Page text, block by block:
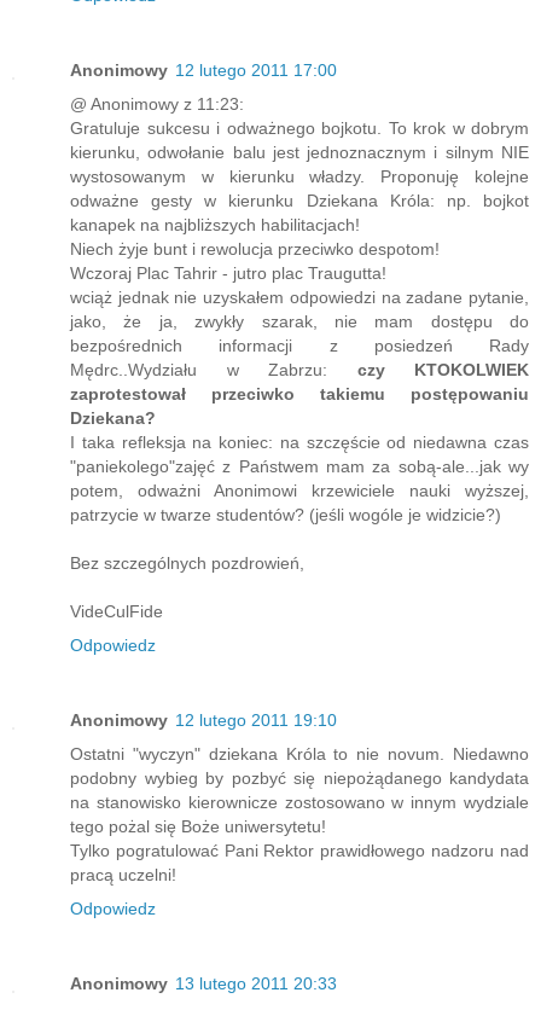
Anonimowy 12 lutego 2011 17:00
@ Anonimowy z 11:23:
Gratuluje sukcesu i odważnego bojkotu. To krok w dobrym
kierunku, odwołanie balu jest jednoznacznym i silnym NIE
wystosowanym w kierunku władzy. Proponuję kolejne
odważne gesty w kierunku Dziekana Króla: np. bojkot
kanapek na najbliższych habilitacjach!
Niech żyje bunt i rewolucja przeciwko despotom!
Wczoraj Plac Tahrir - jutro plac Traugutta!
wciąż jednak nie uzyskałem odpowiedzi na zadane pytanie,
jako, że ja, zwykły szarak, nie mam dostępu do
bezpośrednich informacji z posiedzeń Rady
Mędrc..Wydziału w Zabrzu: czy KTOKOLWIEK
zaprotestował przeciwko takiemu postępowaniu
Dziekana?
I taka refleksja na koniec: na szczęście od niedawna czas
"paniekolego"zajęć z Państwem mam za sobą-ale...jak wy
potem, odważni Anonimowi krzewiciele nauki wyższej,
patrzycie w twarze studentów? (jeśli wogóle je widzicie?)
Bez szczególnych pozdrowień,
VideCulFide
Odpowiedz
Anonimowy 12 lutego 2011 19:10
Ostatni "wyczyn" dziekana Króla to nie novum. Niedawno
podobny wybieg by pozbyć się niepożądanego kandydata
na stanowisko kierownicze zostosowano w innym wydziale
tego pożal się Boże uniwersytetu!
Tylko pogratulować Pani Rektor prawidłowego nadzoru nad
pracą uczelni!
Odpowiedz
Anonimowy 13 lutego 2011 20:33